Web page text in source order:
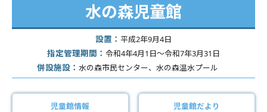
水の森児童館
設置： 平成2年9月4日
指定管理期間： 令和4年4月1日～令和7年3月31日
併設施設： 水の森市民センター、水の森温水プール
児童館情報 児童館だより